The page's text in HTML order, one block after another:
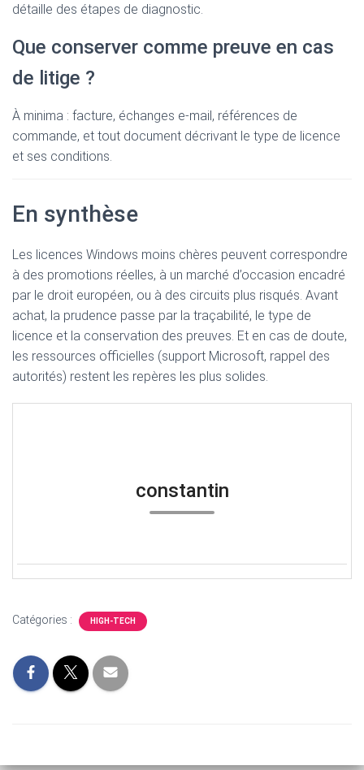
détaille des étapes de diagnostic.
Que conserver comme preuve en cas
de litige ?
À minima : facture, échanges e-mail, références de
commande, et tout document décrivant le type de licence
et ses conditions.
En synthèse
Les licences Windows moins chères peuvent correspondre
à des promotions réelles, à un marché d’occasion encadré
par le droit européen, ou à des circuits plus risqués. Avant
achat, la prudence passe par la traçabilité, le type de
licence et la conservation des preuves. Et en cas de doute,
les ressources officielles (support Microsoft, rappel des
autorités) restent les repères les plus solides.
constantin
Catégories : HIGH-TECH